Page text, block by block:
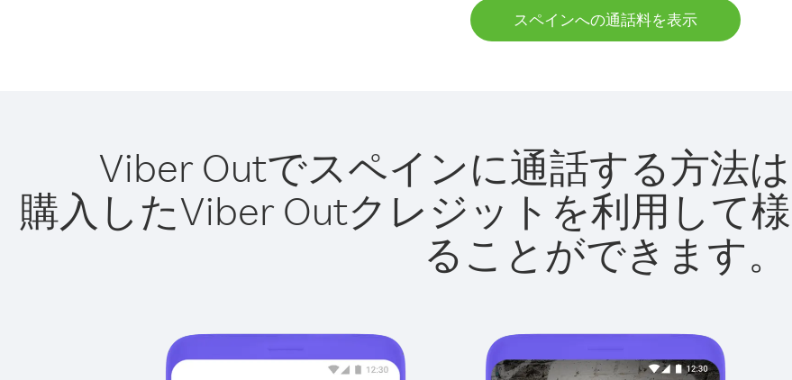
スペインへの通話料を表示
Viber Outでスペインに通話する方法は
購入したViber Outクレジットを利用して
ることができます。